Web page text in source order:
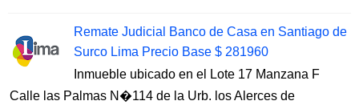
Remate Judicial Banco de Casa en Santiago de
Surco Lima Precio Base $ 281960
Inmueble ubicado en el Lote 17 Manzana F
Calle las Palmas N�114 de la Urb. los Alerces de